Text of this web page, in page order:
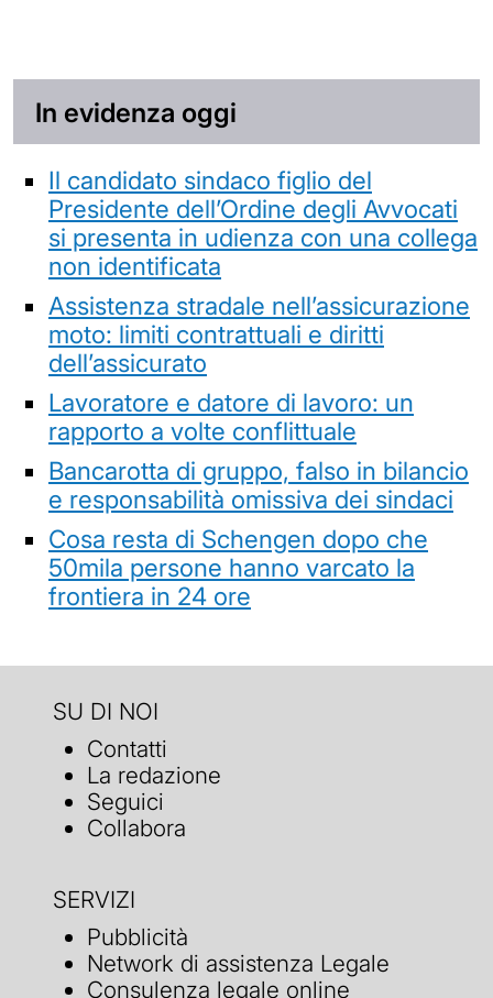
In evidenza oggi
Il candidato sindaco figlio del
Presidente dell’Ordine degli Avvocati
si presenta in udienza con una collega
non identificata
Assistenza stradale nell’assicurazione
moto: limiti contrattuali e diritti
dell’assicurato
Lavoratore e datore di lavoro: un
rapporto a volte conflittuale
Bancarotta di gruppo, falso in bilancio
e responsabilità omissiva dei sindaci
Cosa resta di Schengen dopo che
50mila persone hanno varcato la
frontiera in 24 ore
SU DI NOI
Contatti
La redazione
Seguici
Collabora
SERVIZI
Pubblicità
Network di assistenza Legale
Consulenza legale online